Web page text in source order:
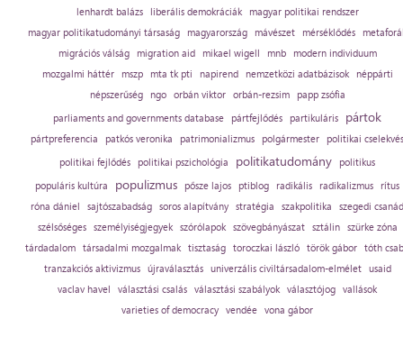
lenhardt balázs
liberális demokráciák
magyar politikai rendszer
magyar politikatudományi társaság
magyarország mávészet mérséklődés
migrációs válság
migration aid mikael wigell mnb
modern individuum
mozgalmi háttér
mszp mta tk pti napirend nemzetközi adatbázisok
néppárti
népszerűség
ngo orbán viktor orbán-rezsim
papp zsófia
parliaments and governments database
pártfejlődés partikuláris pártok
pártpreferencia patkós veronika patrimonializmus polgármester
politikai
politikai fejlődés
politikai pszichológia politikatudomány
politikus
populáris kultúra
populizmus pősze lajos ptiblog radikális radikalizmus
rítus
róna dániel
sajtószabadság soros alapítvány stratégia szakpolitika
szegedi
szélsőséges
személyiségjegyek szórólapok szövegbányászat sztálin
szürke zóna
tárdadalom társadalmi mozgalmak tisztaság toroczkai lászló török gábor tóth
tranzakciós aktivizmus
újraválasztás univerzális civiltársadalom-elmélet
usaid
vaclav havel
választási csalás választási szabályok választójog vallások
varieties of democracy vendée vona gábor